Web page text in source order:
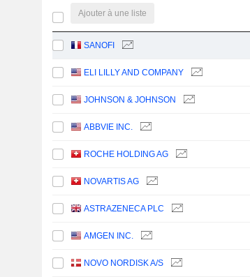
Ajouter à une liste
SANOFI
ELI LILLY AND COMPANY
JOHNSON & JOHNSON
ABBVIE INC.
ROCHE HOLDING AG
NOVARTIS AG
ASTRAZENECA PLC
AMGEN INC.
NOVO NORDISK A/S